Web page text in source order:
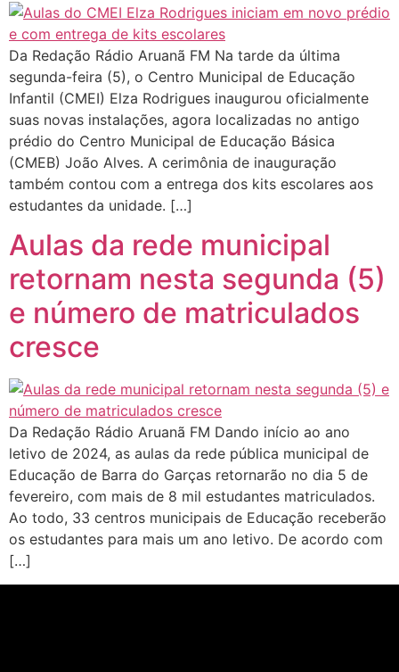
Da Redação Rádio Aruanã FM Na tarde da última
segunda-feira (5), o Centro Municipal de Educação
Infantil (CMEI) Elza Rodrigues inaugurou oficialmente
suas novas instalações, agora localizadas no antigo
prédio do Centro Municipal de Educação Básica
(CMEB) João Alves. A cerimônia de inauguração
também contou com a entrega dos kits escolares aos
estudantes da unidade. […]
Aulas da rede municipal
retornam nesta segunda (5)
e número de matriculados
cresce
Da Redação Rádio Aruanã FM Dando início ao ano
letivo de 2024, as aulas da rede pública municipal de
Educação de Barra do Garças retornarão no dia 5 de
fevereiro, com mais de 8 mil estudantes matriculados.
Ao todo, 33 centros municipais de Educação receberão
os estudantes para mais um ano letivo. De acordo com
[…]